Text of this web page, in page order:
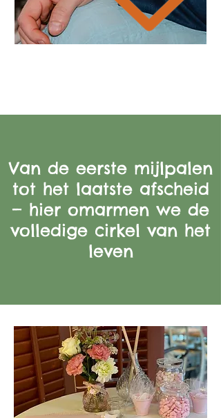
Van de eerste mijlpalen
tot het laatste afscheid
— hier omarmen we de
volledige cirkel van het
leven